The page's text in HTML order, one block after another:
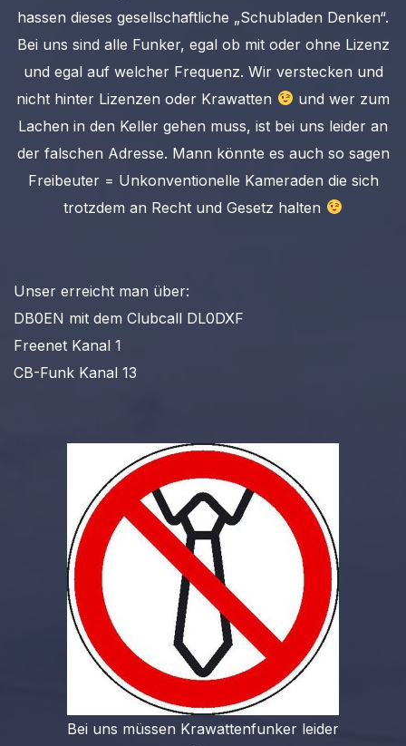
hassen dieses gesellschaftliche „Schubladen Denken“.
Bei uns sind alle Funker, egal ob mit oder ohne Lizenz
und egal auf welcher Frequenz. Wir verstecken und
nicht hinter Lizenzen oder Krawatten
und wer zum
Lachen in den Keller gehen muss, ist bei uns leider an
der falschen Adresse. Mann könnte es auch so sagen
Freibeuter = Unkonventionelle Kameraden die sich
trotzdem an Recht und Gesetz halten
Unser erreicht man über:
DB0EN mit dem Clubcall DL0DXF
Freenet Kanal 1
CB-Funk Kanal 13
Bei uns müssen Krawattenfunker leider